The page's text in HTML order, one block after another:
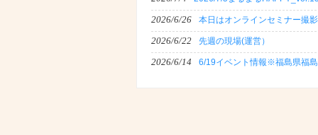
2026/6/26 本日はオンラインセミナー撮
2026/6/22 先週の現場(運営）
2026/6/14 6/19イベント情報※福島県福